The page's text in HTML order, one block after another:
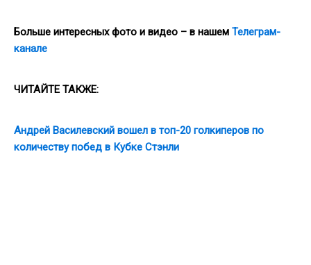
Больше интересных фото и видео – в нашем Телеграм-
канале
ЧИТАЙТЕ ТАКЖЕ:
Андрей Василевский вошел в топ-20 голкиперов по
количеству побед в Кубке Стэнли